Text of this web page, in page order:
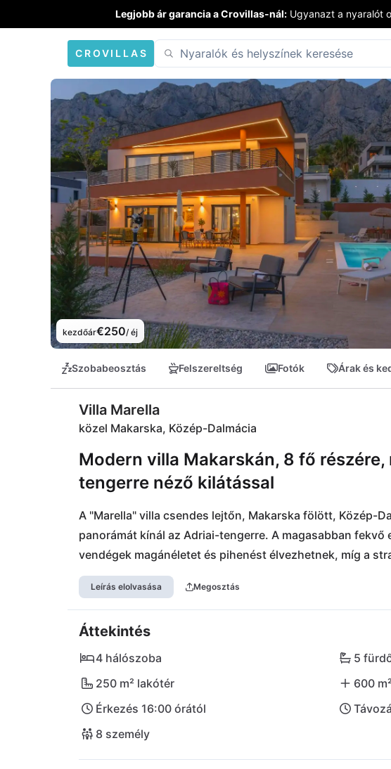
Legjobb ár garancia a Crovillas-nál: Ugyanazt a nyaralót
CROVILLAS
kezdőár€250/ éj
Szobabeosztás Felszereltség Fotók Árak és
Villa Marella
közel Makarska, Közép-Dalmácia
Modern villa Makarskán, 8 fő
tengerre néző kilátással
A "Marella" villa csendes lejtőn, Makarska fölött, Közép-
panorámát kínál az Adriai-tengerre. A magasabban
vendégek magánéletet és pihenést élvezhetnek, míg a
éttermekkel és kávézókkal rövid időn belül elérhetők.
Leírás elolvasása Megosztás
Áttekintés
4 hálószoba
5
250 m² lakótér
600
Érkezés 16:00 órától
8 személy